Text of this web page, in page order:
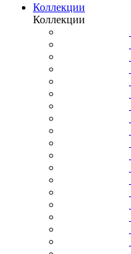
Коллекции
Коллекции